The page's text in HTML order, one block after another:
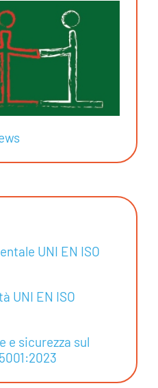
UNI EN ISO
UNI EN ISO
e sicurezza sul